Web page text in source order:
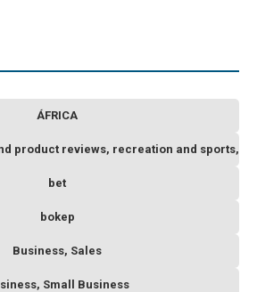
ÁFRICA
product reviews, recreation and sports,
bet
bokep
Business, Sales
Small Business